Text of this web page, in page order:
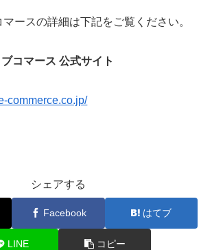
ースの詳細は下記をご覧ください。
コマース 公式サイト
commerce.co.jp/
シェアする
Facebook はてブ
LINE コピー